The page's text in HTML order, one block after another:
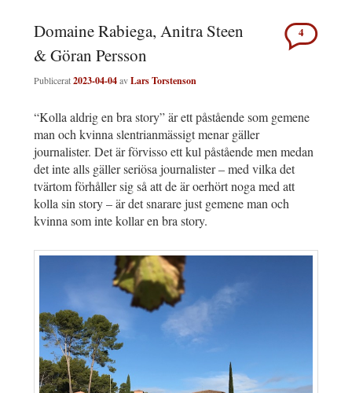
Domaine Rabiega, Anitra Steen
& Göran Persson
Publicerat2023-04-04avLars Torstenson
4
“Kolla aldrig en bra story” är ett påstående som gemene
man och kvinna slentrianmässigt menar gäller
journalister. Det är förvisso ett kul påstående men medan
det inte alls gäller seriösa journalister – med vilka det
tvärtom förhåller sig så att de är oerhört noga med att
kolla sin story – är det snarare just gemene man och
kvinna som inte kollar en bra story.